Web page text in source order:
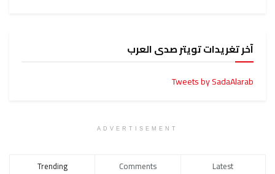
آخر تغريدات تويتر صدى العرب
Tweets by SadaAlarab
ADVERTISEMENT
Trending Comments Latest